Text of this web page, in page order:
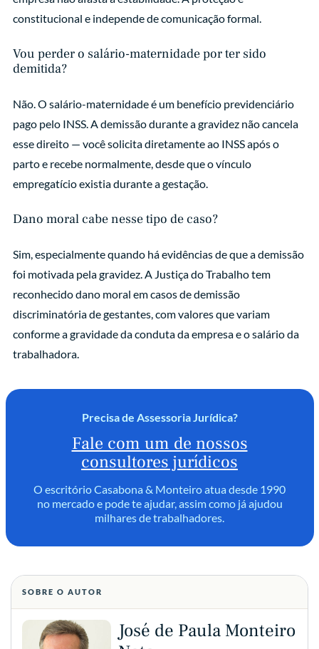
constitucional e independe de comunicação formal.
Vou perder o salário-maternidade por ter sido
demitida?
Não. O salário-maternidade é um benefício previdenciário
pago pelo INSS. A demissão durante a gravidez não cancela
esse direito — você solicita diretamente ao INSS após o
parto e recebe normalmente, desde que o vínculo
empregatício existia durante a gestação.
Dano moral cabe nesse tipo de caso?
Sim, especialmente quando há evidências de que a demissão
foi motivada pela gravidez. A Justiça do Trabalho tem
reconhecido dano moral em casos de demissão
discriminatória de gestantes, com valores que variam
conforme a gravidade da conduta da empresa e o salário da
trabalhadora.
Precisa de Assessoria Jurídica?
Fale com um de nossos
consultores jurídicos
O escritório Casabona & Monteiro atua desde 1990
no mercado e pode te ajudar, assim como já ajudou
milhares de trabalhadores.
SOBRE O AUTOR
José de Paula Monteiro